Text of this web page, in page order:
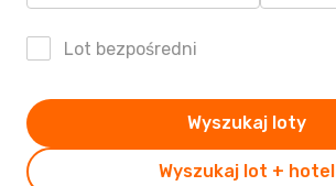
Lot bezpośredni
Wyszukaj lot + hotel
Wyszukaj loty